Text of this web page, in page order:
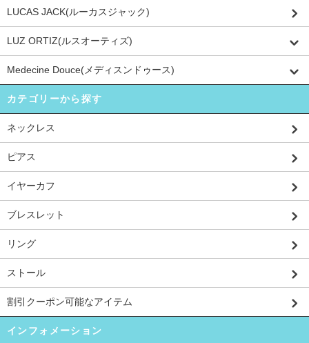
LUCAS JACK(ルーカスジャック)
LUZ ORTIZ(ルスオーティズ)
Medecine Douce(メディスンドゥース)
カテゴリーから探す
ネックレス
ピアス
イヤーカフ
ブレスレット
リング
ストール
割引クーポン可能なアイテム
インフォメーション